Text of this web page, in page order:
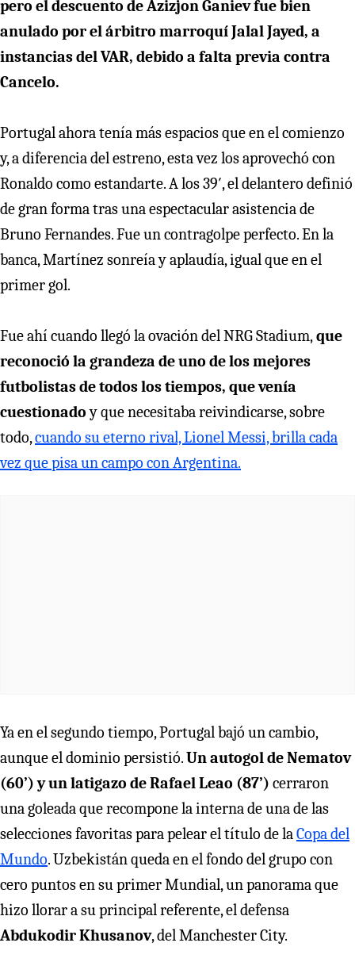
pero el descuento de Azizjon Ganiev fue bien
anulado por el árbitro marroquí Jalal Jayed, a
instancias del VAR, debido a falta previa contra
Cancelo.
Portugal ahora tenía más espacios que en el comienzo
y, a diferencia del estreno, esta vez los aprovechó con
Ronaldo como estandarte. A los 39′, el delantero definió
de gran forma tras una espectacular asistencia de
Bruno Fernandes. Fue un contragolpe perfecto. En la
banca, Martínez sonreía y aplaudía, igual que en el
primer gol.
Fue ahí cuando llegó la ovación del NRG Stadium,que
reconoció la grandeza de uno de los mejores
futbolistas de todos los tiempos, que venía
cuestionadoy que necesitaba reivindicarse, sobre
todo,cuando su eterno rival, Lionel Messi, brilla cada
vez que pisa un campo con Argentina.
Ya en el segundo tiempo, Portugal bajó un cambio,
aunque el dominio persistió.Un autogol de Nematov
(60’) y un latigazo de Rafael Leao (87’) cerraron
una goleada que recompone la interna de una de las
selecciones favoritas para pelear el título de laCopa del
Mundo. Uzbekistán queda en el fondo del grupo con
cero puntos en su primer Mundial, un panorama que
hizo llorar a su principal referente, el defensa
Abdukodir Khusanov, del Manchester City.